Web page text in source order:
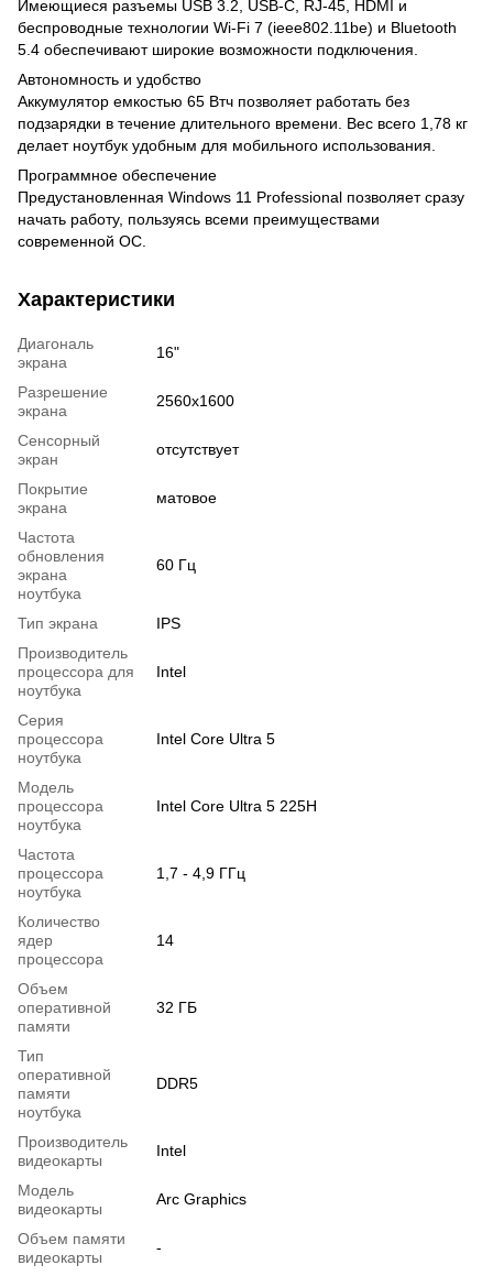
Имеющиеся разъемы USB 3.2, USB-C, RJ-45, HDMI и
беспроводные технологии Wi-Fi 7 (ieee802.11be) и Bluetooth
5.4 обеспечивают широкие возможности подключения.
Автономность и удобство
Аккумулятор емкостью 65 Втч позволяет работать без
подзарядки в течение длительного времени. Вес всего 1,78 кг
делает ноутбук удобным для мобильного использования.
Программное обеспечение
Предустановленная Windows 11 Professional позволяет сразу
начать работу, пользуясь всеми преимуществами
современной ОС.
Характеристики
Диагональ
экрана
16"
Разрешение
экрана
2560x1600
Сенсорный
экран
отсутствует
Покрытие
экрана
матовое
Частота
обновления
экрана
ноутбука
60 Гц
Тип экрана
IPS
Производитель
процессора для
ноутбука
Intel
Серия
процессора
ноутбука
Intel Core Ultra 5
Модель
процессора
ноутбука
Intel Core Ultra 5 225H
Частота
процессора
ноутбука
1,7 - 4,9 ГГц
Количество
ядер
процессора
14
Объем
оперативной
памяти
32 ГБ
Тип
оперативной
памяти
ноутбука
DDR5
Производитель
видеокарты
Intel
Модель
видеокарты
Arc Graphics
Объем памяти
видеокарты
-